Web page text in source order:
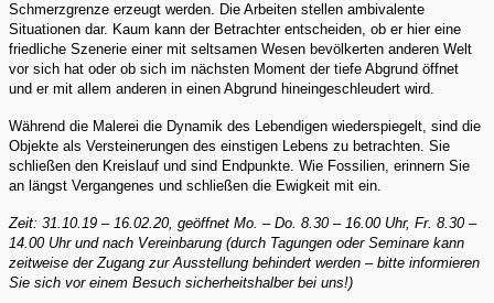
Schmerzgrenze erzeugt werden. Die Arbeiten stellen ambivalente
Situationen dar. Kaum kann der Betrachter entscheiden, ob er hier eine
friedliche Szenerie einer mit seltsamen Wesen bevölkerten anderen Welt
vor sich hat oder ob sich im nächsten Moment der tiefe Abgrund öffnet
und er mit allem anderen in einen Abgrund hineingeschleudert wird.
Während die Malerei die Dynamik des Lebendigen wiederspiegelt, sind die
Objekte als Versteinerungen des einstigen Lebens zu betrachten. Sie
schließen den Kreislauf und sind Endpunkte. Wie Fossilien, erinnern Sie
an längst Vergangenes und schließen die Ewigkeit mit ein.
Zeit: 31.10.19 – 16.02.20, geöffnet Mo. – Do. 8.30 – 16.00 Uhr, Fr. 8.30 –
14.00 Uhr und nach Vereinbarung (durch Tagungen oder Seminare kann
zeitweise der Zugang zur Ausstellung behindert werden – bitte informieren
Sie sich vor einem Besuch sicherheitshalber bei uns!)